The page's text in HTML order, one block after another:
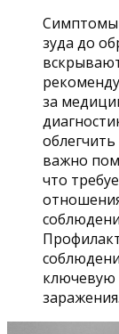
Симптомы
зуда до
за
важно
что
ключевую
заражения.